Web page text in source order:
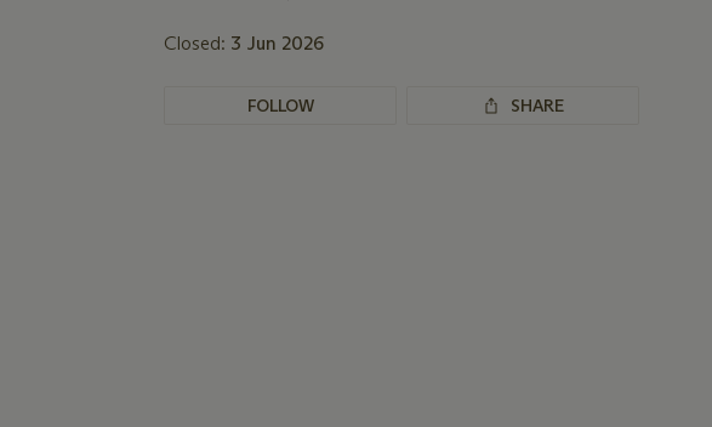
Closed: 3 Jun 2026
FOLLOW SHARE